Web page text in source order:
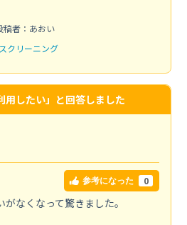
稿者：あおい
クリーニング
用したい」と回答しました
参考になった 0
なくなって驚きました。